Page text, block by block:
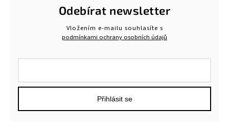
Odebírat newsletter
Vložením e-mailu souhlasíte s
podmínkami ochrany osobních údajů
Přihlásit se